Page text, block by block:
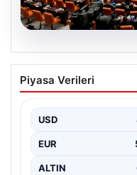
07.08.2026
TBMM’de
Tartışması: İYİ
Türkiye Büyük Millet
Piyasa Verileri
USD
EUR
ALTIN